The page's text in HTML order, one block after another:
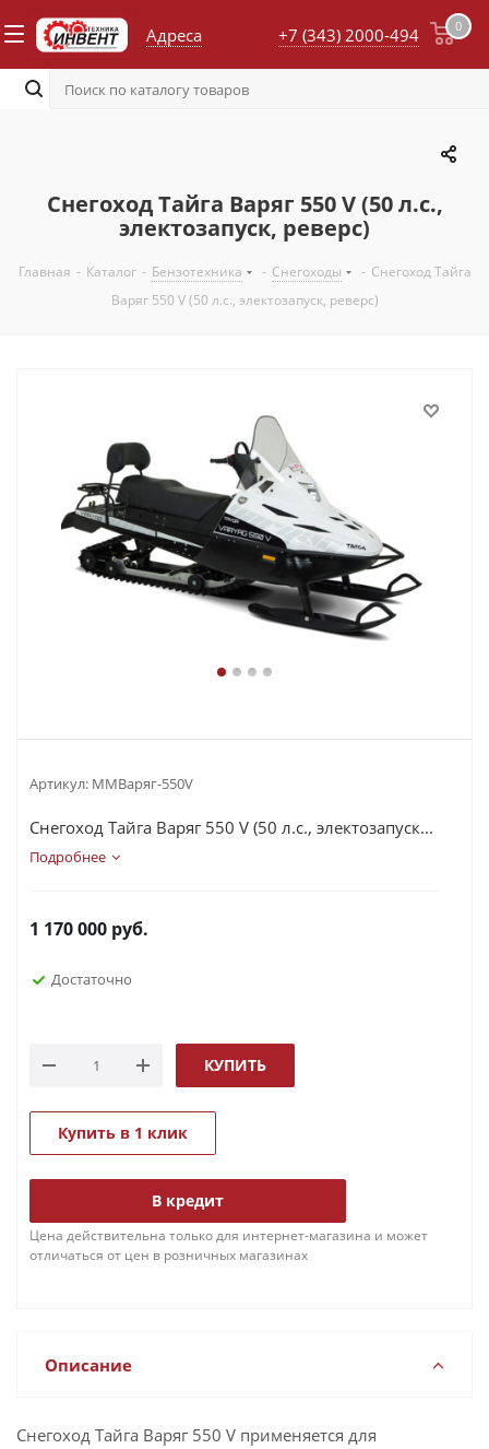
Адреса 0
+7 (343) 2000-494
Снегоход Тайга Варяг 550 V (50 л.с.,
электозапуск, реверс)
Главная - Каталог - Бензотехника - Снегоходы - Снегоход Тайга
Варяг 550 V (50 л.с., электозапуск, реверс)
Артикул: MMВаряг-550V
Снегоход Тайга Варяг 550 V (50 л.с., электозапуск...
Подробнее
1 170 000 руб.
Достаточно
КУПИТЬ
Купить в 1 клик
В кредит
Цена действительна только для интернет-магазина и может
отличаться от цен в розничных магазинах
Описание
Снегоход Тайга Варяг 550 V применяется для